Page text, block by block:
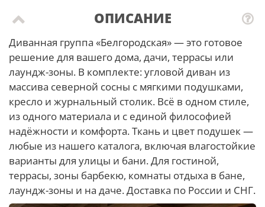
ОПИСАНИЕ
Диванная группа «Белгородская» — это готовое
решение для вашего дома, дачи, террасы или
лаундж-зоны. В комплекте: угловой диван из
массива северной сосны с мягкими подушками,
кресло и журнальный столик. Всё в одном стиле,
из одного материала и с единой философией
надёжности и комфорта. Ткань и цвет подушек —
любые из нашего каталога, включая влагостойкие
варианты для улицы и бани. Для гостиной,
террасы, зоны барбекю, комнаты отдыха в бане,
лаундж-зоны и на даче. Доставка по России и СНГ.